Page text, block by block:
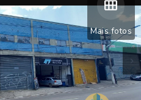
Mais fotos